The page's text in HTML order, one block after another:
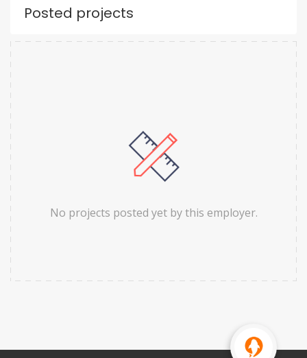
Posted projects
No projects posted yet by this employer.